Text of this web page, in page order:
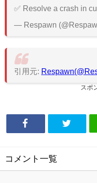
✅ Resolve a crash in
— Respawn
引用元:
スポ
コメント一覧